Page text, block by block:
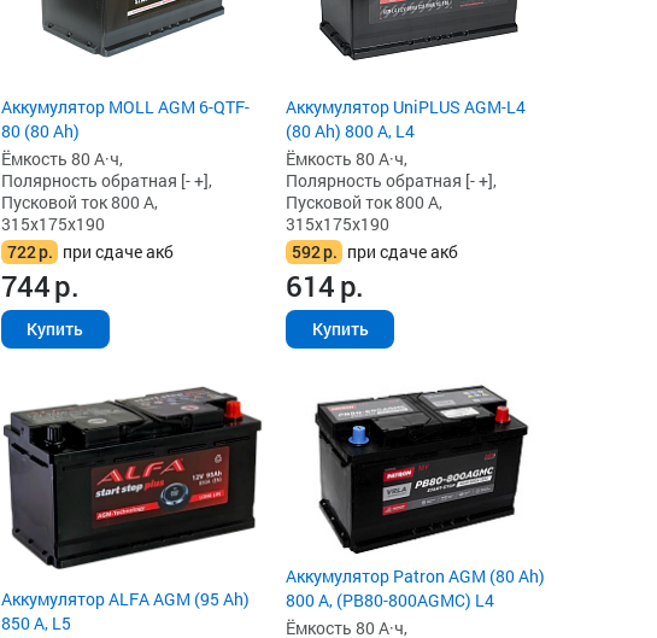
Аккумулятор MOLL AGM 6-QTF-
80 (80 Ah)
Ёмкость 80 А·ч,
Полярность обратная [- +],
Пусковой ток 800 А,
315x175x190
722р. при сдаче акб
744р.
Купить
Аккумулятор UniPLUS AGM-L4
(80 Ah) 800 А, L4
Ёмкость 80 А·ч,
Полярность обратная [- +],
Пусковой ток 800 А,
315x175x190
592р. при сдаче акб
614р.
Купить
Аккумулятор ALFA AGM (95 Ah)
850 А, L5
Аккумулятор Patron AGM (80 Ah)
800 А, (PB80-800AGMC) L4
Ёмкость 80 А·ч,